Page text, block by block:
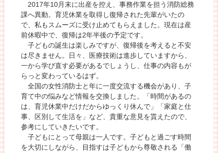
2017年10月末に出産を控え、事務作業を担う消防総務
課へ異動。育児休業を取得し復帰された先輩がいたの
で、私もスムーズに受け止めてもらえました。現在は産
前休暇中で、復帰は2年半後の予定です。
子どもの誕生は楽しみですが、復帰後を考えると不安
は尽きません。日々、医療技術は進歩していますから、
一から学び直す必要があるでしょうし、仕事の内容もが
らっと変わっているはず。
全国の女性消防士と年に一度交流する機会があり、子
育て中の悩みなど情報を交換しました。「時間があるの
は、育児休業中だけだからゆっくり休んで」「家庭と仕
事、区別して生活を」など、貴重な意見を貰えたので、
参考にしていきたいです。
子どもにとって母親は一人です。子どもと過ごす時間
を大切にしながら、目指すは子どもから尊敬される「働